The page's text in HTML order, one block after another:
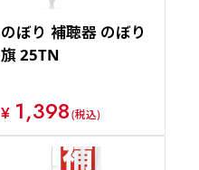
のぼり 補聴器 のぼり
旗 25TN
¥ 1,398(税込)